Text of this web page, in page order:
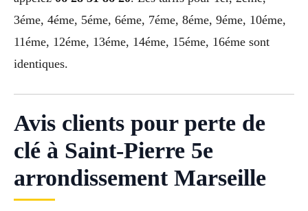
3éme, 4éme, 5éme, 6éme, 7éme, 8éme, 9éme, 10éme,
11éme, 12éme, 13éme, 14éme, 15éme, 16éme sont
identiques.
Avis clients pour perte de
clé à Saint-Pierre 5e
arrondissement Marseille